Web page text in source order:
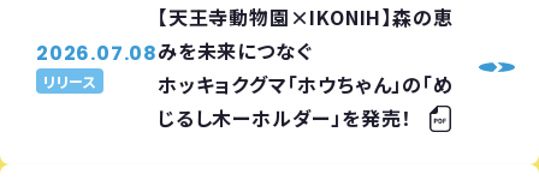
2026.07.08
リリース
【天王寺動物園×IKONIH】森の恵
みを未来につなぐ
ホッキョクグマ「ホウちゃん」の「め
じるし木ーホルダー」を発売！